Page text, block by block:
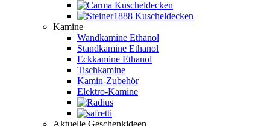
Kamine
Wandkamine Ethanol
Standkamine Ethanol
Eckkamine Ethanol
Tischkamine
Kamin-Zubehör
Elektro-Kamine
Aktuelle Geschenkideen